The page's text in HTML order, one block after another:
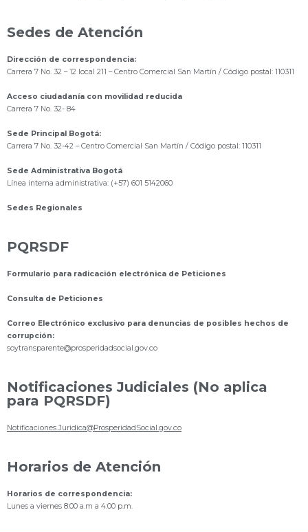
Sedes de Atención
Dirección de correspondencia:
Carrera 7 No. 32 – 12 local 211 – Centro Comercial San Martín / Código postal: 110311
Acceso ciudadanía con movilidad reducida
Carrera 7 No. 32- 84
Sede Principal Bogotá:
Carrera 7 No. 32-42 – Centro Comercial San Martín / Código postal: 110311
Sede Administrativa Bogotá
Línea interna administrativa: (+57) 601 5142060
Sedes Regionales
PQRSDF
Formulario para radicación electrónica de Peticiones
Consulta de Peticiones
Correo Electrónico exclusivo para denuncias de posibles hechos de
corrupción:
soytransparente@prosperidadsocial.gov.co
Notificaciones Judiciales (No aplica
para PQRSDF)
Notificaciones.Juridica@ProsperidadSocial.gov.co
Horarios de Atención
Horarios de correspondencia:
Lunes a viernes 8:00 a.m a 4:00 p.m.